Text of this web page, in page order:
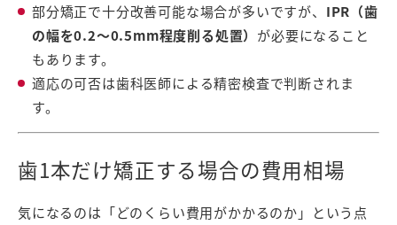
部分矯正で十分改善可能な場合が多いですが、 IPR（歯
の幅を0.2〜0.5mm程度削る処置） が必要になること
もあります。
適応の可否は歯科医師による精密検査で判断されま
す。
歯1本だけ矯正する場合の費用相場
気になるのは「どのくらい費用がかかるのか」という点